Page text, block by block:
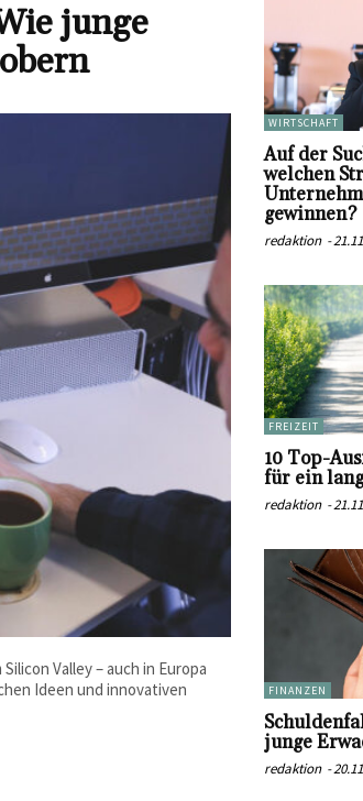
junge
Valley – auch in Europa
Ideen und innovativen
WIRTSCHAFT
Auf der
welchen
gewinnen?
redaktion -
FREIZEIT
10 Top-
für ein
redaktion -
FINANZEN
junge
redaktion -